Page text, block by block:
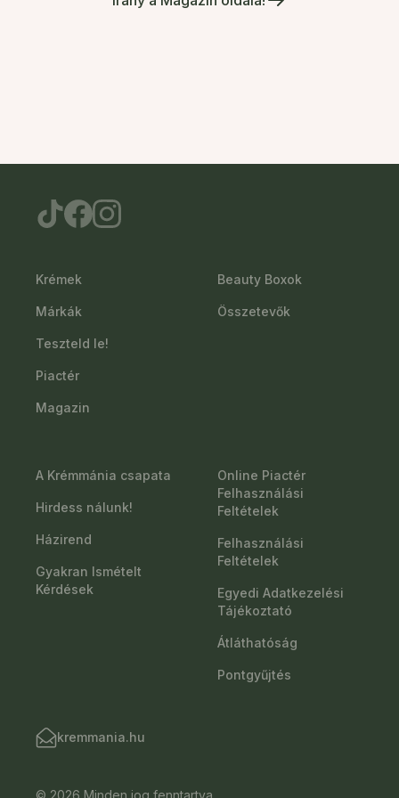
Krémek
Márkák
Teszteld le!
Piactér
Magazin
Beauty Boxok
Összetevők
A Krémmánia csapata
Hirdess nálunk!
Házirend
Gyakran Ismételt
Kérdések
Online Piactér
Felhasználási
Feltételek
Felhasználási
Feltételek
Egyedi Adatkezelési
Tájékoztató
Átláthatóság
Pontgyűjtés
kremmania.hu
© 2026 Minden jog fenntartva.